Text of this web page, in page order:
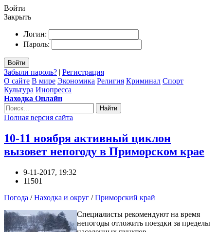
Войти
Закрыть
Логин:
Пароль:
Войти
Забыли пароль? | Регистрация
О сайте В мире Экономика Религия Криминал Спорт
Культура Инопресса
Находка Онлайн
Найти
Полная версия сайта
10-11 ноября активный циклон
вызовет непогоду в Приморском крае
9-11-2017, 19:32
11501
Погода /Находка и округ /Приморский край
Специалисты рекомендуют на время
непогоды отложить поездки за пределы